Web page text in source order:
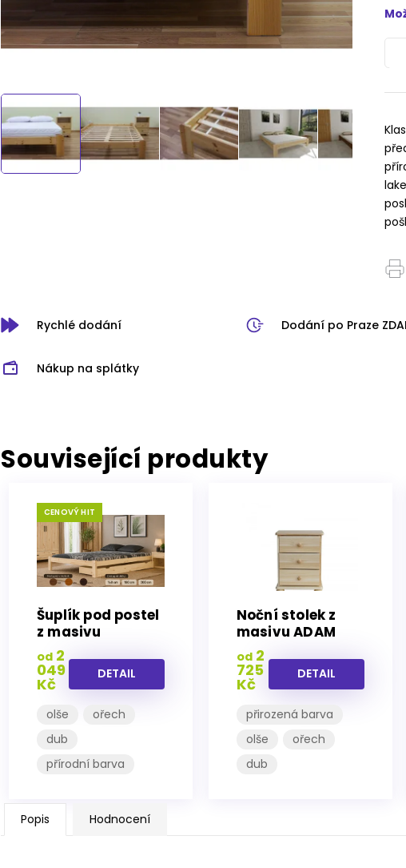
Rychlé dodání Dodání po Praze
Nákup na splátky
Související produkty
CENOVÝ HIT
Šuplík pod postel
z masivu
borovice
od 2
049
Kč
DETAIL
olše
ořech
dub
přírodní barva
Noční stolek z
masivu ADAM
od2
725
Kč
DETAIL
přirozená barva
olše
ořech
dub
Popis Hodnocení